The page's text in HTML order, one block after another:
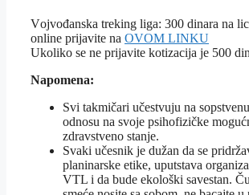
Vојvоđаnskа trеking ligа: 300 dinаrа na
online prijavite na OVOM LINKU
Ukoliko se ne prijavite kotizacija je 500
Napomena:
Svi takmičari učestvuju na
odnosu na svoje psihofizičke
zdravstveno stanje.
Svaki učesnik je dužan da se
planinarske etike, uputstava
VTL i da bude ekološki savestan.